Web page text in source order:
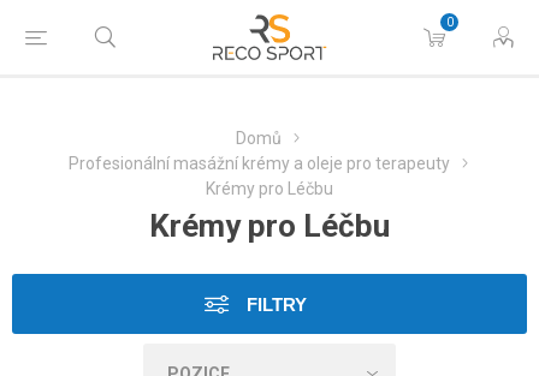
0
Domů
Profesionální masážní krémy a oleje pro terapeuty
Krémy pro Léčbu
Krémy pro Léčbu
FILTRY